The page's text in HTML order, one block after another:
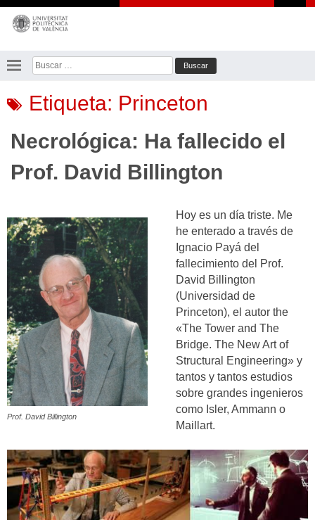
Saltar
contenido
Buscar:
Etiqueta: Princeton
Necrológica: Ha fallecido el
Prof. David Billington
Prof. David Billington
Hoy es un día triste. Me
he enterado a través de
Ignacio Payá del
fallecimiento del Prof.
David Billington
(Universidad de
Princeton), el autor the
«The Tower and The
Bridge. The New Art of
Structural Engineering» y
tantos y tantos estudios
sobre grandes ingenieros
como Isler, Ammann o
Maillart.